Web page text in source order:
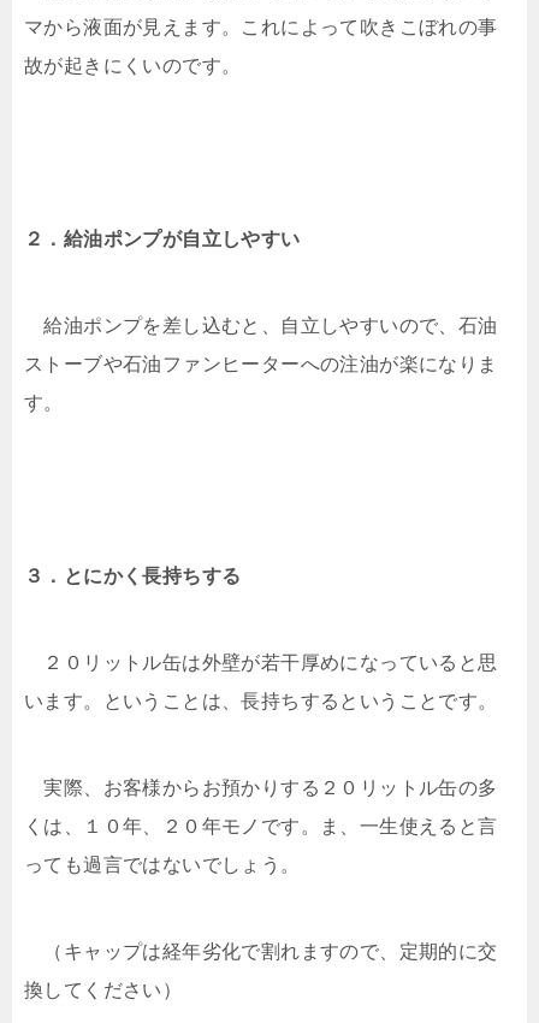
マから液面が見えます。これによって吹きこぼれの事
故が起きにくいのです。
２．給油ポンプが自立しやすい
給油ポンプを差し込むと、自立しやすいので、石油
ストーブや石油ファンヒーターへの注油が楽になりま
す。
３．とにかく長持ちする
２０リットル缶は外壁が若干厚めになっていると思
います。ということは、長持ちするということです。
実際、お客様からお預かりする２０リットル缶の多
くは、１０年、２０年モノです。ま、一生使えると言
っても過言ではないでしょう。
（キャップは経年劣化で割れますので、定期的に交
換してください）